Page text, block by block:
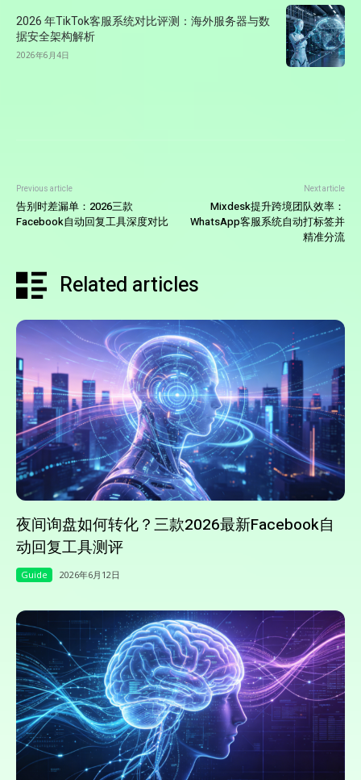
2026 年TikTok客服系统对比评测：海外服务器与数
据安全架构解析
2026年6月4日
Previous article
告别时差漏单：2026三款
Facebook自动回复工具深度对比
Next article
Mixdesk提升跨境团队效率：
WhatsApp客服系统自动打标签并
精准分流
Related articles
夜间询盘如何转化？三款2026最新Facebook自
动回复工具测评
Guide 2026年6月12日